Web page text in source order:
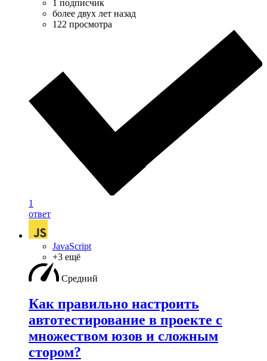
1 подписчик
более двух лет назад
122 просмотра
1
ответ
JavaScript
+3 ещё
Средний
Как правильно настроить
автотестирование в проекте с
множеством юзов и сложным
стором?